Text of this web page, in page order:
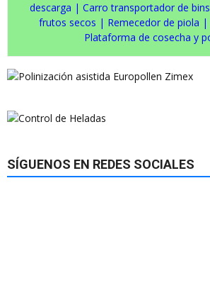
descarga | Carro transportador de bins
frutos secos | Remecedor de piola |
Plataforma de cosecha y
SÍGUENOS EN REDES SOCIALES